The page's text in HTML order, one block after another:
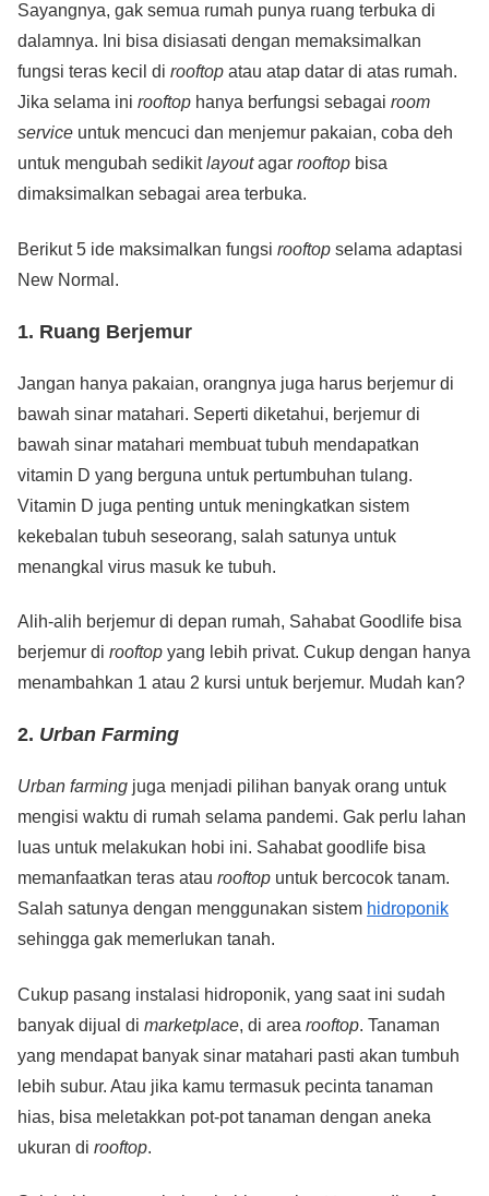
Sayangnya, gak semua rumah punya ruang terbuka di
dalamnya. Ini bisa disiasati dengan memaksimalkan
fungsi teras kecil di rooftop atau atap datar di atas rumah.
Jika selama ini rooftop hanya berfungsi sebagai room
service untuk mencuci dan menjemur pakaian, coba deh
untuk mengubah sedikitlayoutagar rooftop bisa
dimaksimalkan sebagai area terbuka.
Berikut 5 ide maksimalkan fungsi rooftop selama adaptasi
New Normal.
1. Ruang Berjemur
Jangan hanya pakaian, orangnya juga harus berjemur di
bawah sinar matahari. Seperti diketahui, berjemur di
bawah sinar matahari membuat tubuh mendapatkan
vitamin D yang berguna untuk pertumbuhan tulang.
Vitamin D juga penting untuk meningkatkan sistem
kekebalan tubuh seseorang, salah satunya untuk
menangkal virus masuk ke tubuh.
Alih-alih berjemur di depan rumah, Sahabat Goodlife bisa
berjemur di rooftop yang lebih privat. Cukup dengan hanya
menambahkan 1 atau 2 kursi untuk berjemur. Mudah kan?
2. Urban Farming
Urban farming juga menjadi pilihan banyak orang untuk
mengisi waktu di rumah selama pandemi. Gak perlu lahan
luas untuk melakukan hobi ini. Sahabat goodlife bisa
memanfaatkan teras atau rooftop untuk bercocok tanam.
Salah satunya dengan menggunakan sistem hidroponik
sehingga gak memerlukan tanah.
Cukup pasang instalasi hidroponik, yang saat ini sudah
banyak dijual di marketplace, di area rooftop. Tanaman
yang mendapat banyak sinar matahari pasti akan tumbuh
lebih subur. Atau jika kamu termasuk pecinta tanaman
hias, bisa meletakkan pot-pot tanaman dengan aneka
ukuran di rooftop.